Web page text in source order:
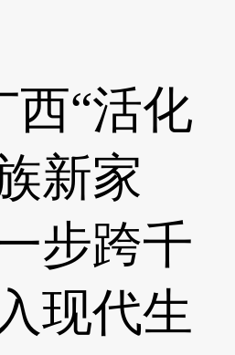
西“活化
新家
步跨千
现代生